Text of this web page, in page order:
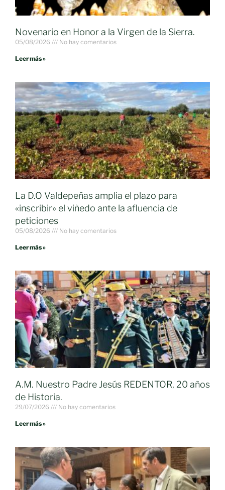
Novenario en Honor a la Virgen de la Sierra.
05/08/2026 No hay comentarios
Leer más »
La D.O Valdepeñas amplia el plazo para
«inscribir» el viñedo ante la afluencia de
peticiones
05/08/2026 No hay comentarios
Leer más »
A.M. Nuestro Padre Jesús REDENTOR, 20 años
de Historia.
29/07/2026 No hay comentarios
Leer más »